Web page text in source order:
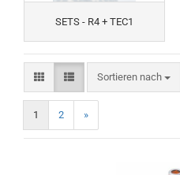
SETS - R4 + TEC1
Sortieren nach
Sortieren nach
1 2 »